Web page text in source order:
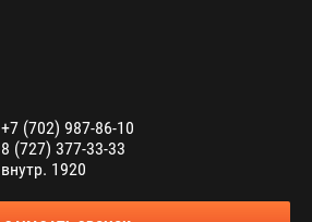
+7 (702) 987-86-10
8 (727) 377-33-33
внутр. 1920